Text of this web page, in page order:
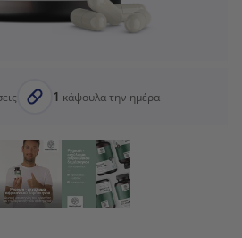
1 κάψουλα την ημέρα